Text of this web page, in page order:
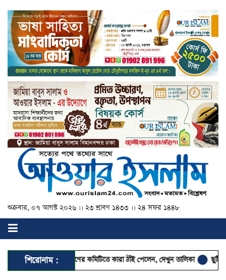
শুক্রবার, ০৭ আগস্ট ২০২৬ ।। ২৩ শ্রাবণ ১৪৩৩ ।। ২৪ সফর ১৪৪৮
শিরোনাম :
দক্ষিণের কমিটিতে কারা ঠাঁই পেলেন, দেখুন তালিকা ছুটিতেও স্মার্টফোন